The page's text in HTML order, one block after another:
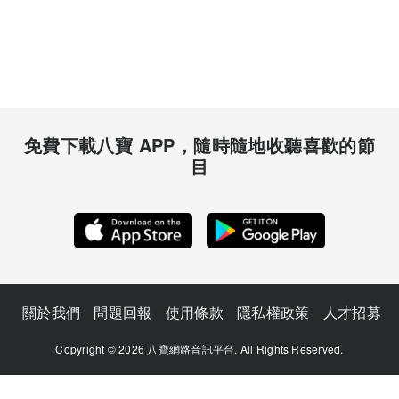
免費下載八寶 APP，隨時隨地收聽喜歡的節
目
關於我們 問題回報 使用條款 隱私權政策 人才招募
Copyright © 2026 八寶網路音訊平台. All Rights Reserved.